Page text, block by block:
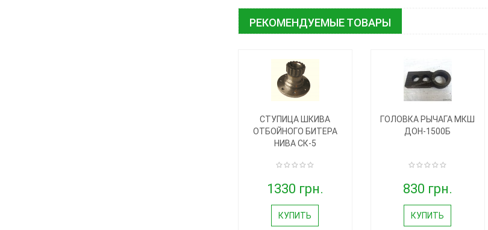
РЕКОМЕНДУЕМЫЕ ТОВАРЫ
СТУПИЦА ШКИВА
ОТБОЙНОГО БИТЕРА
НИВА СК-5
1330 грн.
КУПИТЬ
ГОЛОВКА РЫЧАГА МКШ
ДОН-1500Б
830 грн.
КУПИТЬ